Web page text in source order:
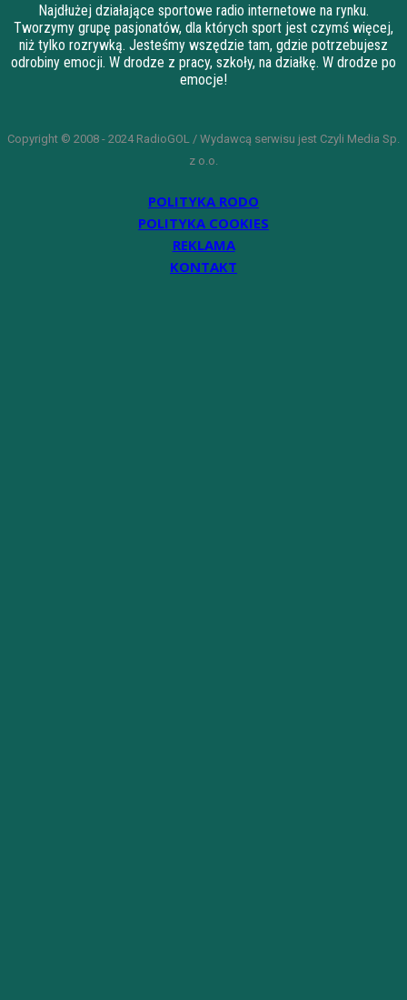
Najdłużej działające sportowe radio internetowe na rynku.
Tworzymy grupę pasjonatów, dla których sport jest czymś więcej,
niż tylko rozrywką. Jesteśmy wszędzie tam, gdzie potrzebujesz
odrobiny emocji. W drodze z pracy, szkoły, na działkę. W drodze po
emocje!
Copyright © 2008 - 2024 RadioGOL / Wydawcą serwisu jest Czyli Media Sp.
z o.o.
POLITYKA RODO
POLITYKA COOKIES
REKLAMA
KONTAKT